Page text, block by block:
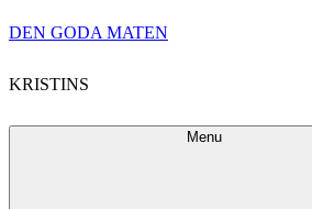
Skip
content
DEN GODA MATEN
KRISTINS
Menu